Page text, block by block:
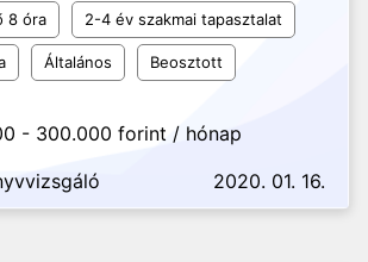
8 óra 2-4 év szakmai tapasztalat
Általános Beosztott
- 300.000 forint / hónap
2020. 01. 16.